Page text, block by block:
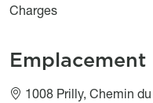
Charges
Emplacement
1008 Prilly, Chemin